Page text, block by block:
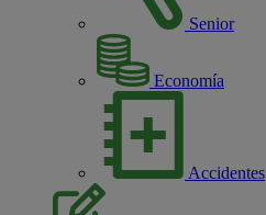
Senior
Economía
Accidentes